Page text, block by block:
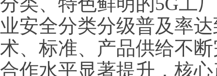
业安全分类分级普及率
术、标准、产品供给不
合作水平显著提升，核